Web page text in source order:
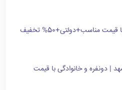
تخفیف
| دونفره و خانوادگی با قیمت